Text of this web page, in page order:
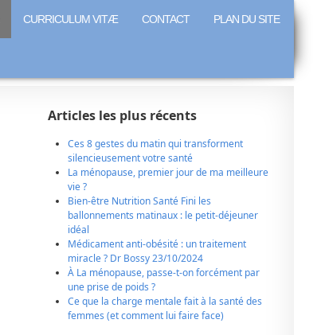
CURRICULUM VITÆ CONTACT PLAN DU SITE
Articles les plus récents
Ces 8 gestes du matin qui transforment
silencieusement votre santé
La ménopause, premier jour de ma meilleure
vie ?
Bien-être Nutrition Santé Fini les
ballonnements matinaux : le petit-déjeuner
idéal
Médicament anti-obésité : un traitement
miracle ? Dr Bossy 23/10/2024
À La ménopause, passe-t-on forcément par
une prise de poids ?
Ce que la charge mentale fait à la santé des
femmes (et comment lui faire face)